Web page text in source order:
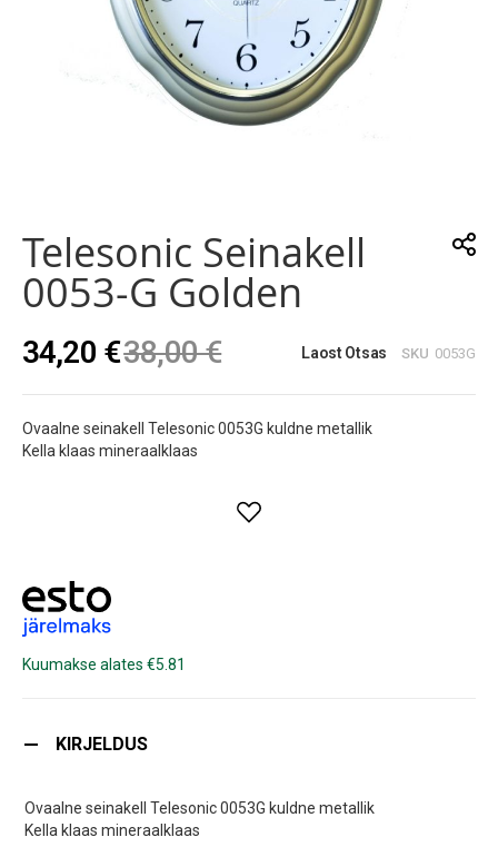
beginning
of
the
images
Telesonic Seinakell
0053-G Golden
34,20 €38,00 € Laost Otsas SKU 0053G
Ovaalne seinakell Telesonic 0053G kuldne metallik
Kella klaas mineraalklaas
Kuumakse alates €5.81
KIRJELDUS
Ovaalne seinakell Telesonic 0053G kuldne metallik
Kella klaas mineraalklaas